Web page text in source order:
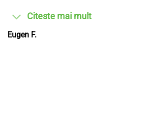
Citeste mai mult
Eugen F.